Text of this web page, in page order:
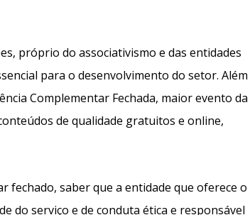
próprio do associativismo e das entidades
para o desenvolvimento do setor. Além
Complementar Fechada, maior evento da
de qualidade gratuitos e online,
fechado, saber que a entidade que oferece o
do serviço e de conduta ética e responsável